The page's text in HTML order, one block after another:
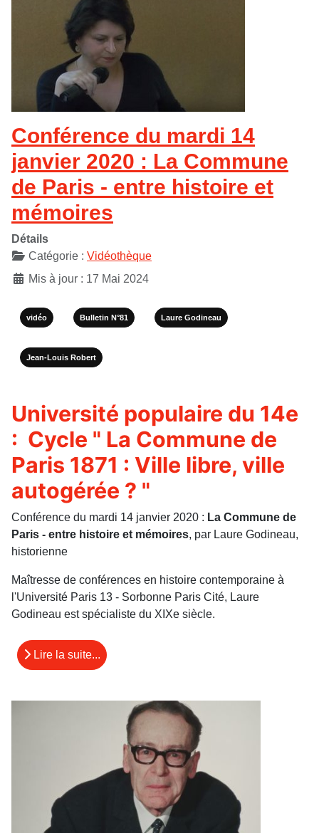
Conférence du mardi 14
janvier 2020 : La Commune
de Paris - entre histoire et
mémoires
Détails
Catégorie : Vidéothèque
Mis à jour : 17 Mai 2024
vidéo Bulletin N°81 Laure Godineau
Jean-Louis Robert
Université populaire du 14e
: Cycle " La Commune de
Paris 1871 : Ville libre, ville
autogérée ? "
Conférence du mardi 14 janvier 2020 : La Commune de
Paris - entre histoire et mémoires, par Laure Godineau,
historienne
Maîtresse de conférences en histoire contemporaine à
l'Université Paris 13 - Sorbonne Paris Cité, Laure
Godineau est spécialiste du XIXe siècle.
Lire la suite...